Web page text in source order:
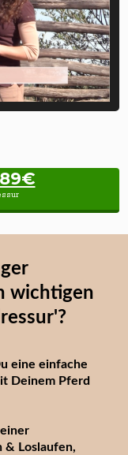
wichtigen
eine einfache
Deinem Pferd
& Loslaufen,